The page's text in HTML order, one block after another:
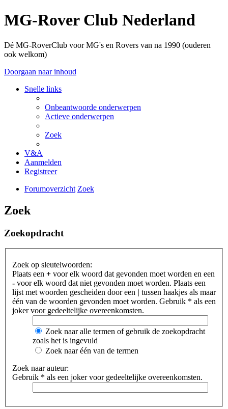
MG-Rover Club Nederland
Dé MG-RoverClub voor MG's en Rovers van na 1990 (ouderen
ook welkom)
Doorgaan naar inhoud
Snelle links
Onbeantwoorde onderwerpen
Actieve onderwerpen
Zoek
V&A
Aanmelden
Registreer
Forumoverzicht Zoek
Zoek
Zoekopdracht
Zoek op sleutelwoorden:
Plaats een + voor elk woord dat gevonden moet worden en een
- voor elk woord dat niet gevonden moet worden. Plaats een
lijst met woorden gescheiden door een | tussen haakjes als maar
één van de woorden gevonden moet worden. Gebruik * als een
joker voor gedeeltelijke overeenkomsten.
Zoek naar alle termen of gebruik de zoekopdracht
zoals het is ingevuld
Zoek naar één van de termen
Zoek naar auteur:
Gebruik * als een joker voor gedeeltelijke overeenkomsten.